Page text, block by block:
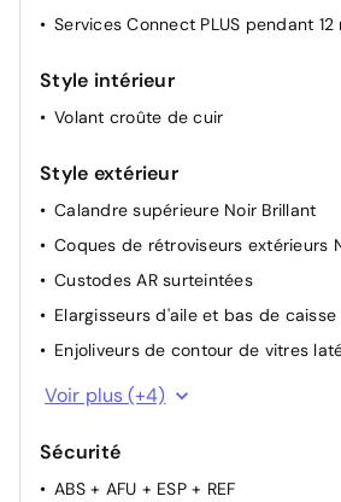
Prise 12V sur la console centrale
Rétroviseurs extérieurs rabattables
avec éclairage d'accueil
Sièges conducteur et passager
Suspension Citroen Advanced
Volant réglable en hauteur et en
Services Connect PLUS pendant 12
Style intérieur
Volant croûte de cuir
Style extérieur
Calandre supérieure Noir Brillant
Coques de rétroviseurs extérieurs
Custodes AR surteintées
Elargisseurs d'aile et bas de
Enjoliveurs de contour de vitres
Feux diurnes à LED avec clignotants
Poignées de portes extérieures Noir
Sabots de protection Aluminium
Voir plus (+4)
Sécurité
ABS + AFU + ESP + REF